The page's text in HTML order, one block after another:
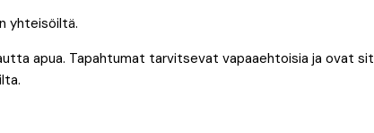
yhteisöiltä.
apua. Tapahtumat tarvitsevat vapaaehtoisia ja ovat